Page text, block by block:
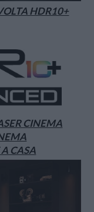
HDR10+
CINEMA
CASA